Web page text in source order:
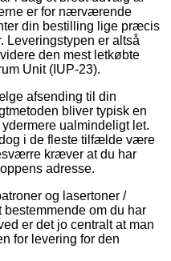
er for nærværende
din bestilling lige præcis
Leveringstypen er altså
den mest letkøbte
Unit (IUP-23).
afsending til din
bliver typisk en
ualmindeligt let.
i de fleste tilfælde være
kræver at du har
adresse.
og lasertoner /
om du har
er det jo centralt at man
for levering for den